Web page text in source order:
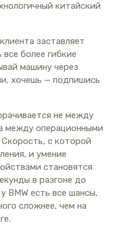
китайский
заставляет
более гибкие
машину через
хочешь — подпишись
не между
между операционными
с которой
и умение
становятся
в разгоне до
BMW есть все шансы,
сложнее, чем на